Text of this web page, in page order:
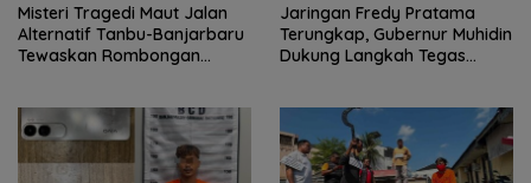
Misteri Tragedi Maut Jalan
Alternatif Tanbu-Banjarbaru
Tewaskan Rombongan
Jaringan Fredy Pratama
Terungkap, Gubernur Muhidin
Dukung Langkah Tegas